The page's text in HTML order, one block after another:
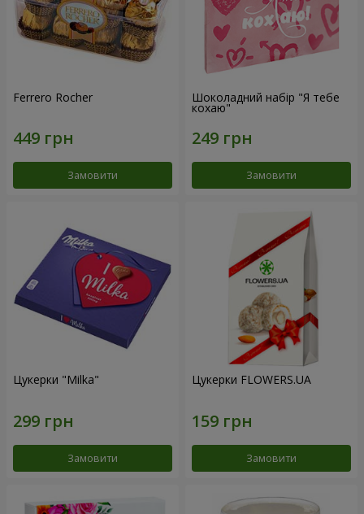
Ferrero Rocher
Замовити
Шоколадний набір "Я тебе
кохаю"
Замовити
Цукерки "Milka"
Замовити
Цукерки FLOWERS.UA
Замовити